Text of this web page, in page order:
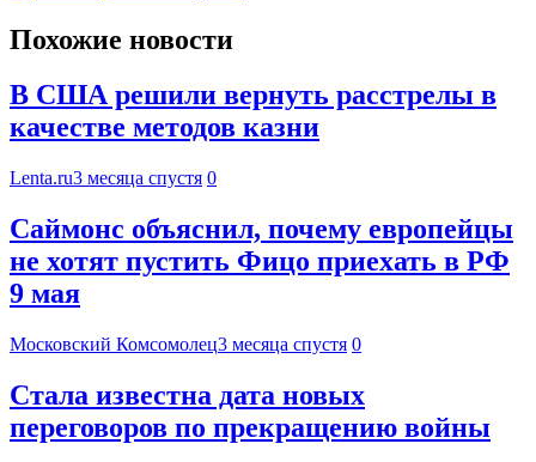
Похожие новости
В США решили вернуть расстрелы в
качестве методов казни
Lenta.ru3 месяца спустя 0
Саймонс объяснил, почему европейцы
не хотят пустить Фицо приехать в РФ
9 мая
Московский Комсомолец3 месяца спустя 0
Стала известна дата новых
переговоров по прекращению войны